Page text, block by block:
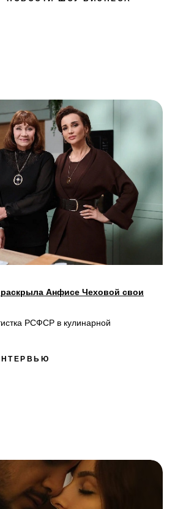
Анфисе Чеховой свои
РСФСР в кулинарной